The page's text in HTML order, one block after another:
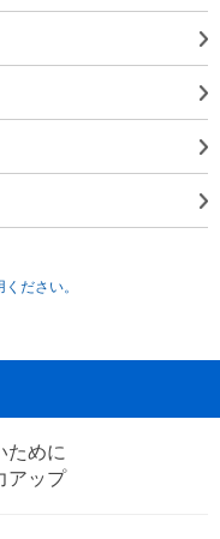
ださい。
ために
アップ